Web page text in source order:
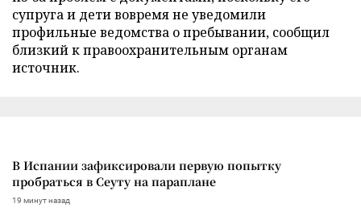
супруга и дети вовремя не уведомили
профильные ведомства о пребывании, сообщил
близкий к правоохранительным органам
источник.
В Испании зафиксировали первую попытку
пробраться в Сеуту на параплане
19 минут назад